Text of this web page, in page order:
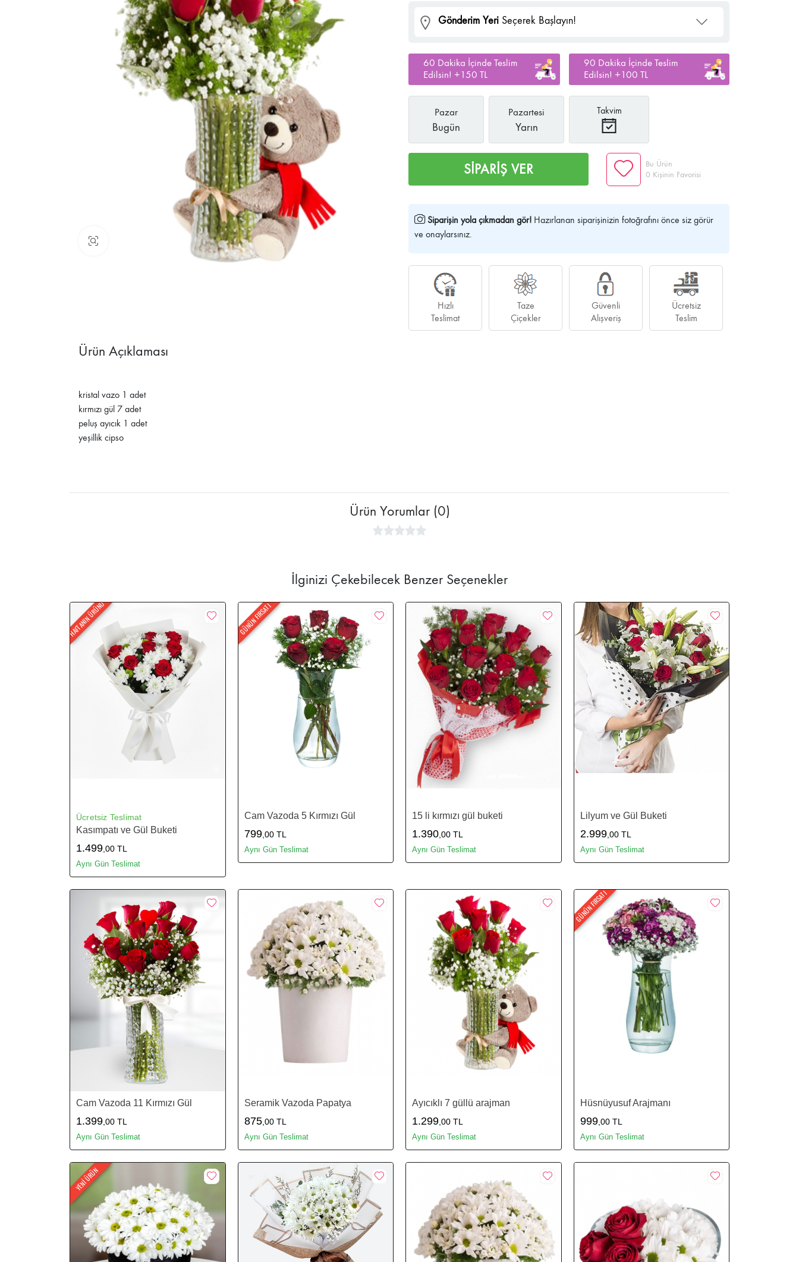
Gönderim Yeri Seçerek Başlayın!
60 Dakika İçinde Teslim
Edilsin! +150 TL
90 Dakika İçinde Teslim
Edilsin! +100 TL
Pazar
Bugün
Pazartesi
Yarın
Takvim
SİPARİŞ VER
Bu Ürün
0 Kişinin Favorisi
Siparişin yola çıkmadan gör! Hazırlanan siparişinizin fotoğrafını önce siz görür
ve onaylarsınız.
Hızlı
Teslimat
Taze
Çiçekler
Güvenli
Alışveriş
Ücretsiz
Teslim
Ürün Açıklaması
kristal vazo 1 adet
kırmızı gül 7 adet
peluş ayıcık 1 adet
yeşillik cipso
Ürün Yorumlar (0)
İlginizi Çekebilecek Benzer Seçenekler
HAFTANIN ÜRÜNÜ
Ücretsiz Teslimat
Kasımpatı ve Gül Buketi
1.499 ,00 TL
Aynı Gün Teslimat
GÜNÜN FIRSATI
Cam Vazoda 5 Kırmızı Gül
799,00 TL
Aynı Gün Teslimat
15 li kırmızı gül buketi
1.390 ,00 TL
Aynı Gün Teslimat
Lilyum ve Gül Buketi
2.999,00 TL
Aynı Gün Teslimat
Cam Vazoda 11 Kırmızı Gül
1.399 ,00 TL
Aynı Gün Teslimat
Seramik Vazoda Papatya
875,00 TL
Aynı Gün Teslimat
Ayıcıklı 7 güllü arajman
1.299 ,00 TL
Aynı Gün Teslimat
GÜNÜN FIRSATI
Hüsnüyusuf Arajmanı
999,00 TL
Aynı Gün Teslimat
YENİ ÜRÜN